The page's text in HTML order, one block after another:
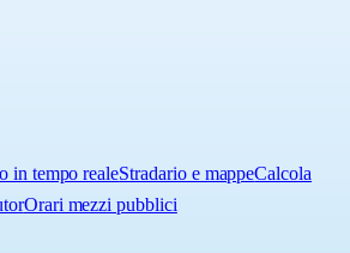
in tempo realeStradario e mappeCalcola
Orari mezzi pubblici